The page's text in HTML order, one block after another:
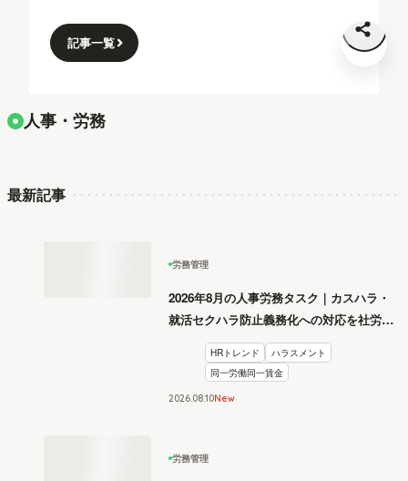
記事一覧
人事・労務
最新記事
労務管理
2026年8月の人事労務タスク｜カスハラ・
就活セクハラ防止義務化への対応を社労士
HRトレンド
ハラスメント
同一労働同一賃金
2026.0810New
労務管理